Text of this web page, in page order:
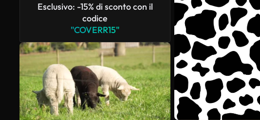
Esclusivo: -15% di sconto con il
codice
"COVERR15"